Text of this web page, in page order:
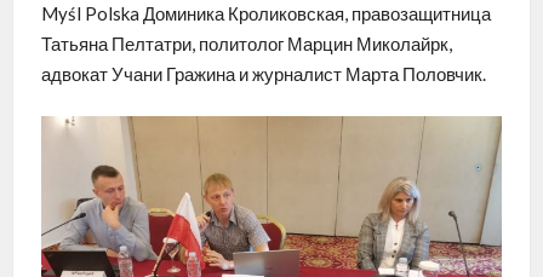
Myśl Polska Доминика Кроликовская, правозащитница
Татьяна Пелтатри, политолог Марцин Миколайрк,
адвокат Учани Гражина и журналист Марта Половчик.